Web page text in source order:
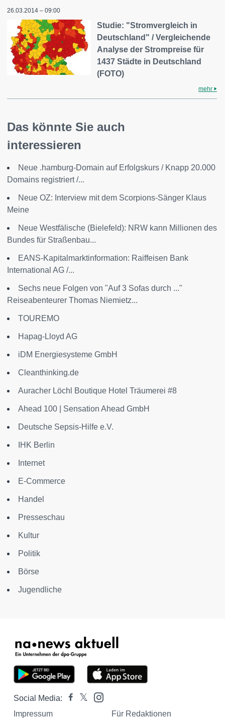
26.03.2014 – 09:00
Studie: "Stromvergleich in
Deutschland" / Vergleichende
Analyse der Strompreise für
1437 Städte in Deutschland
(FOTO)
mehr
Das könnte Sie auch
interessieren
Neue .hamburg-Domain auf Erfolgskurs / Knapp 20.000
Domains registriert /...
Neue OZ: Interview mit dem Scorpions-Sänger Klaus
Meine
Neue Westfälische (Bielefeld): NRW kann Millionen des
Bundes für Straßenbau...
EANS-Kapitalmarktinformation: Raiffeisen Bank
International AG /...
Sechs neue Folgen von "Auf 3 Sofas durch ..."
Reiseabenteurer Thomas Niemietz...
TOUREMO
Hapag-Lloyd AG
iDM Energiesysteme GmbH
Cleanthinking.de
Auracher Löchl Boutique Hotel Träumerei #8
Ahead 100 | Sensation Ahead GmbH
Deutsche Sepsis-Hilfe e.V.
IHK Berlin
Internet
E-Commerce
Handel
Presseschau
Kultur
Politik
Börse
Jugendliche
Social Media:
Impressum
Für Redaktionen